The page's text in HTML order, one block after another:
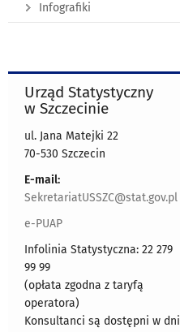
Infografiki
Urząd Statystyczny
w Szczecinie
ul. Jana Matejki 22
70-530 Szczecin
E-mail:
SekretariatUSSZC@stat.gov.pl
e-PUAP
Infolinia Statystyczna: 22 279
99 99
(opłata zgodna z taryfą
operatora)
Konsultanci są dostępni w dni